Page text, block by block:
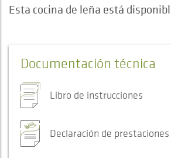
Esta cocina de leña está
Documentación técnica
Libro de instrucciones
Declaración de prestaciones